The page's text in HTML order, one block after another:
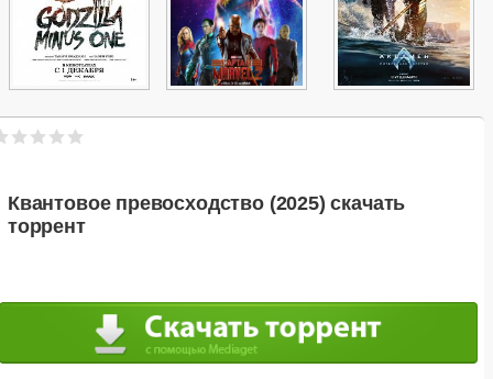
Квантовое превосходство (2025) скачать
торрент